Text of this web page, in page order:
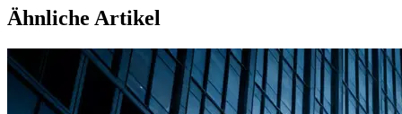
Ähnliche Artikel